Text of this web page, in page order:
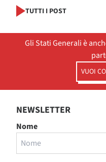
TUTTI I POST
Gli Stati Generali è
VUOI
NEWSLETTER
Nome